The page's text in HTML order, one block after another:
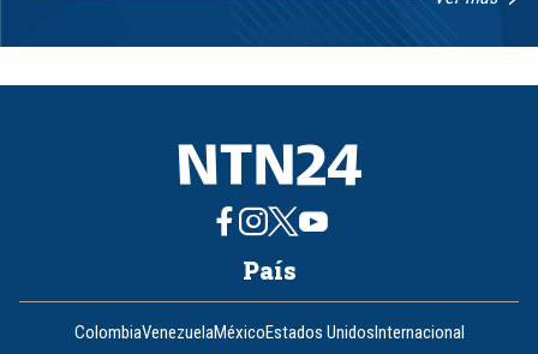
8
País
ColombiaVenezuelaMéxicoEstados UnidosInternacional